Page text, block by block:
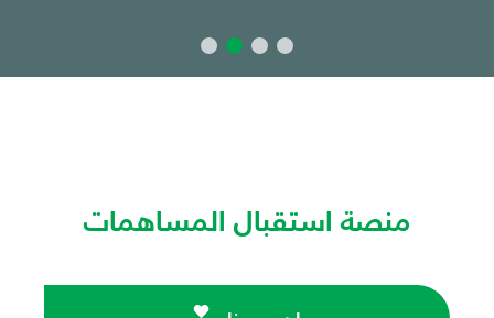
منصة استقبال المساهمات